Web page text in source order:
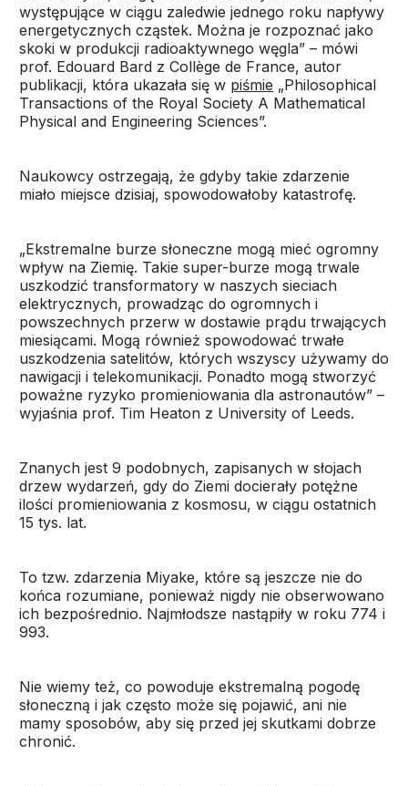
występujące w ciągu zaledwie jednego roku napływy
energetycznych cząstek. Można je rozpoznać jako
skoki w produkcji radioaktywnego węgla” – mówi
prof. Edouard Bard z Collège de France, autor
publikacji, która ukazała się w piśmie „Philosophical
Transactions of the Royal Society A Mathematical
Physical and Engineering Sciences”.
Naukowcy ostrzegają, że gdyby takie zdarzenie
miało miejsce dzisiaj, spowodowałoby katastrofę.
„Ekstremalne burze słoneczne mogą mieć ogromny
wpływ na Ziemię. Takie super-burze mogą trwale
uszkodzić transformatory w naszych sieciach
elektrycznych, prowadząc do ogromnych i
powszechnych przerw w dostawie prądu trwających
miesiącami. Mogą również spowodować trwałe
uszkodzenia satelitów, których wszyscy używamy do
nawigacji i telekomunikacji. Ponadto mogą stworzyć
poważne ryzyko promieniowania dla astronautów” –
wyjaśnia prof. Tim Heaton z University of Leeds.
Znanych jest 9 podobnych, zapisanych w słojach
drzew wydarzeń, gdy do Ziemi docierały potężne
ilości promieniowania z kosmosu, w ciągu ostatnich
15 tys. lat.
To tzw. zdarzenia Miyake, które są jeszcze nie do
końca rozumiane, ponieważ nigdy nie obserwowano
ich bezpośrednio. Najmłodsze nastąpiły w roku 774 i
993.
Nie wiemy też, co powoduje ekstremalną pogodę
słoneczną i jak często może się pojawić, ani nie
mamy sposobów, aby się przed jej skutkami dobrze
chronić.